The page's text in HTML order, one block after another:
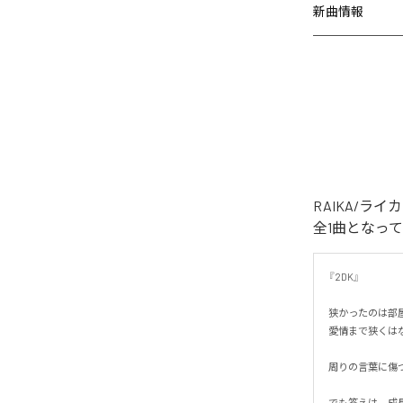
新曲情報
RAIKA/ライ
全1曲となっ
『2DK』
狭かったのは部
愛情まで狭くは
周りの言葉に傷